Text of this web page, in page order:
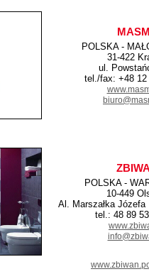
POLSKA -
31-422
ul.
tel./fax: +48 12
POLSKA -
10-449
Al. Marszałka Józefa
tel.: 48 89